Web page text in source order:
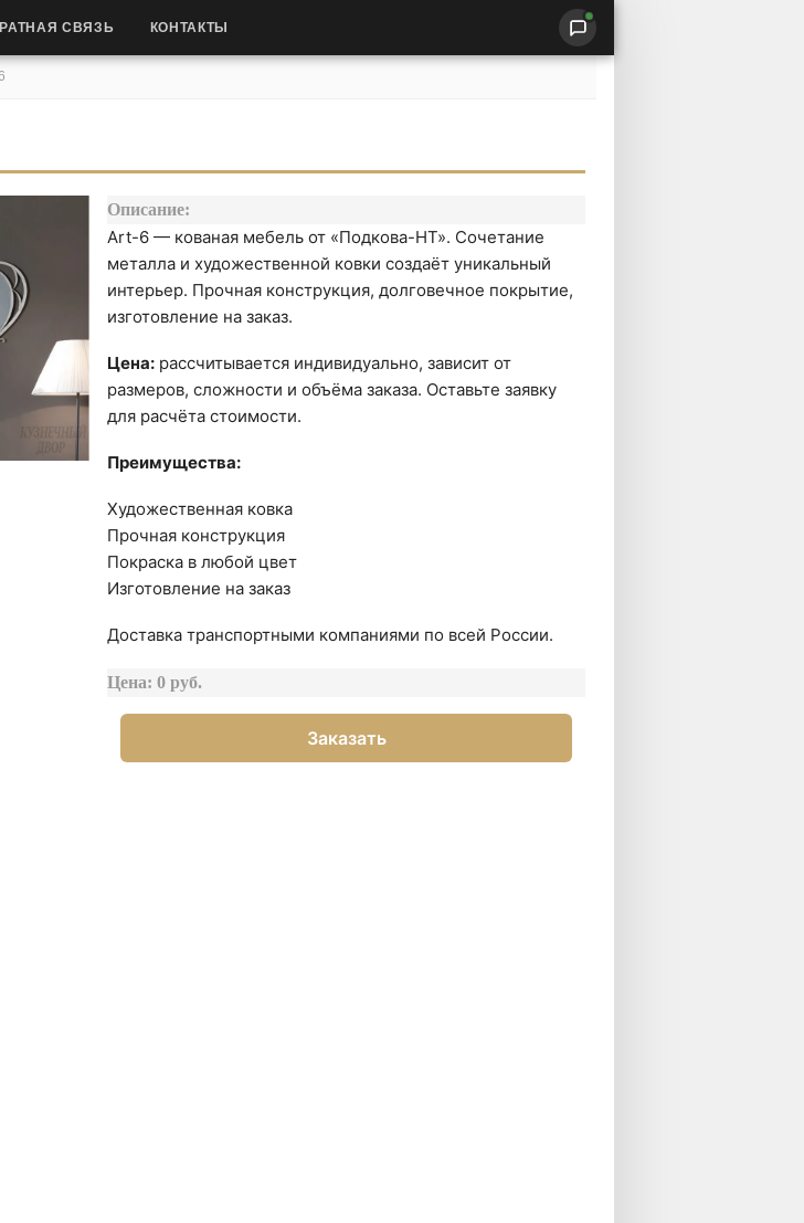
СВЯЗЬ КОНТАКТЫ
Описание:
Art-6 — кованая мебель от «Подкова-НТ». Сочетание
металла и художественной ковки создаёт уникальный
интерьер. Прочная конструкция, долговечное покрытие,
изготовление на заказ.
Цена: рассчитывается индивидуально, зависит от
размеров, сложности и объёма заказа. Оставьте заявку
для расчёта стоимости.
Преимущества:
Художественная ковка
Прочная конструкция
Покраска в любой цвет
Изготовление на заказ
Доставка транспортными компаниями по всей России.
Цена: 0 руб.
Заказать